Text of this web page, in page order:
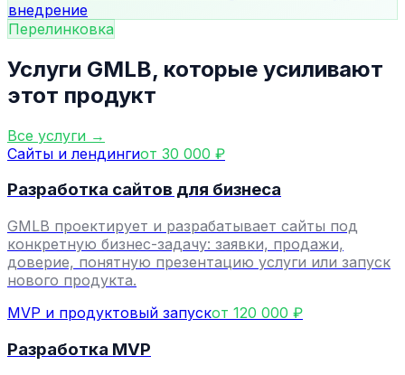
внедрение
Перелинковка
Услуги GMLB, которые усиливают
этот продукт
Все услуги →
Сайты и лендингиот 30 000 ₽
Разработка сайтов для бизнеса
GMLB проектирует и разрабатывает сайты под
конкретную бизнес-задачу: заявки, продажи,
доверие, понятную презентацию услуги или запуск
нового продукта.
MVP и продуктовый запускот 120 000 ₽
Разработка MVP